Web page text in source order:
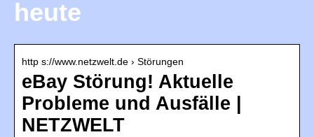
heute
http s://www.netzwelt.de › Störungen
eBay Störung! Aktuelle
Probleme und Ausfälle |
NETZWELT